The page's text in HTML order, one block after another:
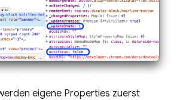
eigene Properties zuerst